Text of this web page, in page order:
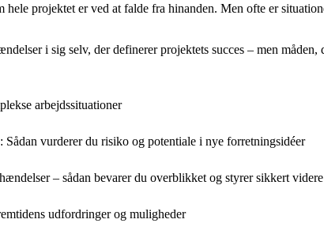
projektet er ved at falde fra hinanden. Men ofte er
i sig selv, der definerer projektets succes – men
arbejdssituationer
vurderer du risiko og potentiale i nye forretningsidéer
– sådan bevarer du overblikket og styrer sikkert videre
udfordringer og muligheder